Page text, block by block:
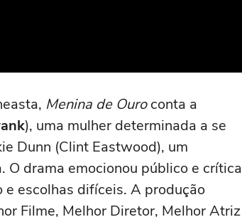
Menina de Ouroconta a
), uma mulher determinada a se
Dunn (Clint Eastwood), um
drama emocionou público e crítica
escolhas difíceis. A produção
Filme, Melhor Diretor, Melhor Atriz